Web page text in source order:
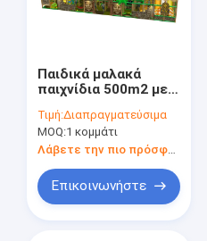
Παιδικά μαλακά
παιχνίδια 500m2 με
Τιμή:Διαπραγματεύσιμα
MOQ:1 κομμάτι
Επικοινωνήστε